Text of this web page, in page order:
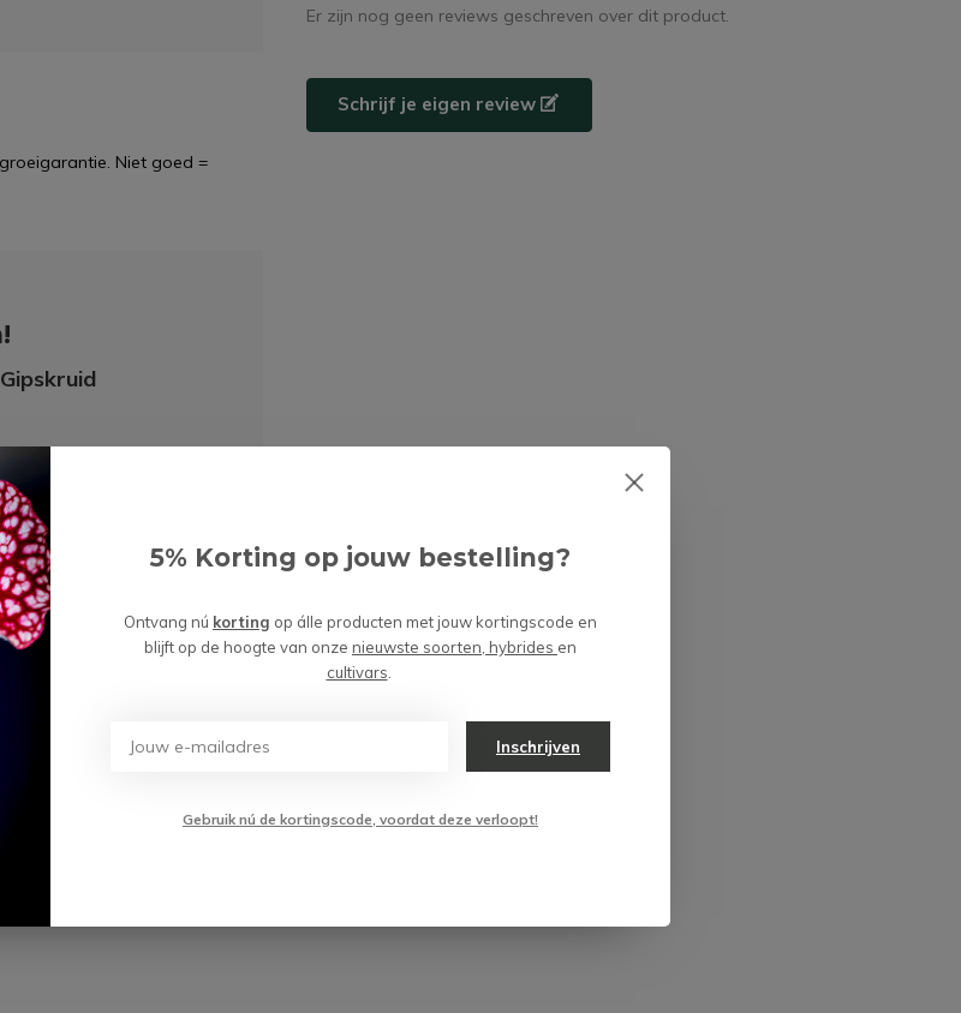
Niet goed =
Toevoegen aan
winkelwagen
Er zijn nog geen reviews geschreven over dit product.
Schrijf je eigen review
5% Korting op jouw bestelling?
Ontvang nú korting op álle producten met jouw kortingscode en
blijft op de hoogte van onze nieuwste soorten, hybrides en
cultivars
Inschrijven
Gebruik nú de kortingscode, voordat deze verloopt!